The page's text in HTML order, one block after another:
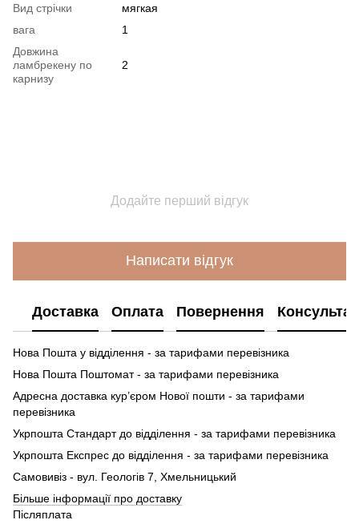
Вид стрічки
мягкая
вага
1
Довжина
ламбрекену по
карнизу
2
Додайте перший відгук
Написати відгук
Доставка Оплата Повернення
Нова Пошта у відділення - за тарифами перевізника
Нова Пошта Поштомат - за тарифами перевізника
Адресна доставка кур’єром Нової пошти - за тарифами
перевізника
Укрпошта Стандарт до відділення - за тарифами перевізника
Укрпошта Експрес до відділення - за тарифами перевізника
Самовивіз - вул. Геологів 7, Хмельницький
Більше інформації про доставку
Післяплата